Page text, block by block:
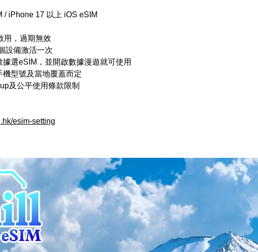
/ iPhone 17 以上 iOS eSIM
，過期無效
設備激活一次
選eSIM，並開啟數據漫遊就可使用
型號及當地覆蓋而定
及公平使用條款限制
esim-setting